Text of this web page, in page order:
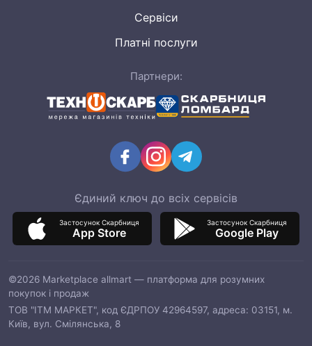
Сервіси
Платні послуги
Партнери:
Єдиний ключ до всіх сервісів
Застосунок Скарбниця
App Store
Застосунок Скарбниця
Google Play
©2026 Marketplace allmart — платформа для розумних
покупок і продаж
ТОВ "ІТМ МАРКЕТ", код ЄДРПОУ 42964597, адреса: 03151, м.
Київ, вул. Смілянська, 8